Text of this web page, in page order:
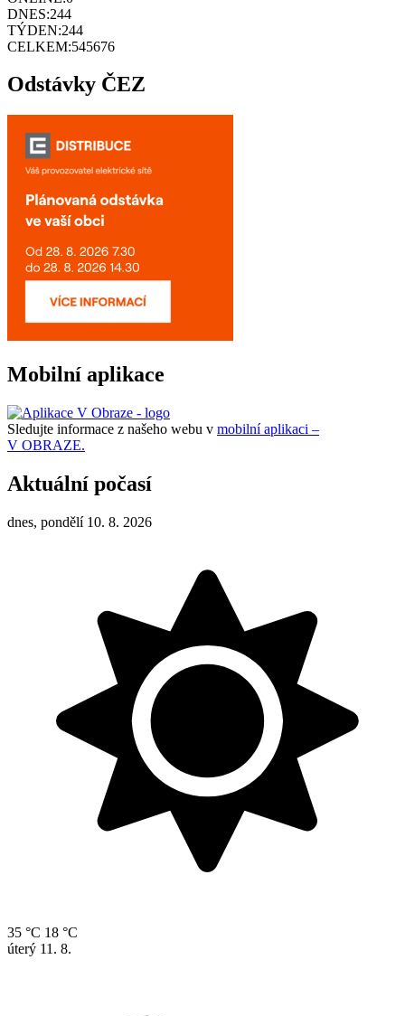
DNES:244
TÝDEN:244
CELKEM:545676
Odstávky ČEZ
Mobilní aplikace
Sledujte informace z našeho webu v mobilní aplikaci –
V OBRAZE.
Aktuální počasí
dnes, pondělí 10. 8. 2026
35 °C 18 °C
úterý 11. 8.